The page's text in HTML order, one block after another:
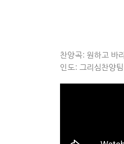
찬양곡: 원하고 바
인도: 그리심찬양